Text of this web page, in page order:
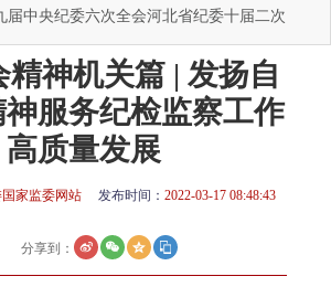
届中央纪委六次全会河北省纪委十届二次
精神机关篇 | 发扬自
服务纪检监察工作
高质量发展
家监委网站 发布时间： 2022-03-17 08:48:43
分享到：